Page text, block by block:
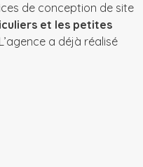
de conception de site
et les petites
a déjà réalisé